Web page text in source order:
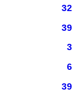
32
39
3
6
39